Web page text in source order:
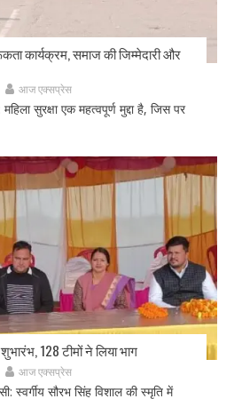
कार्यक्रम, समाज की जिम्मेदारी और
आज एक्सप्रेस
सुरक्षा एक महत्वपूर्ण मुद्दा है, जिस पर
128 टीमों ने लिया भाग
आज एक्सप्रेस
स्वर्गीय सौरभ सिंह विशाल की स्मृति में